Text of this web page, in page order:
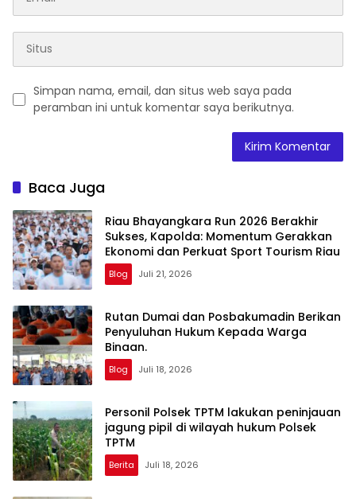
Simpan nama, email, dan situs web saya pada
peramban ini untuk komentar saya berikutnya.
Baca Juga
Riau Bhayangkara Run 2026 Berakhir
Sukses, Kapolda: Momentum Gerakkan
Ekonomi dan Perkuat Sport Tourism Riau
Blog Juli 21, 2026
Rutan Dumai dan Posbakumadin Berikan
Penyuluhan Hukum Kepada Warga
Binaan.
Blog Juli 18, 2026
Personil Polsek TPTM lakukan peninjauan
jagung pipil di wilayah hukum Polsek
TPTM
Berita Juli 18, 2026